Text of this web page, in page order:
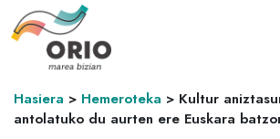
Hasiera > Hemeroteka > Kultur
antolatuko du aurten ere Euskara